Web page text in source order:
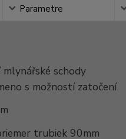
Parametre
schody
s možností zatočení
trubiek 90mm